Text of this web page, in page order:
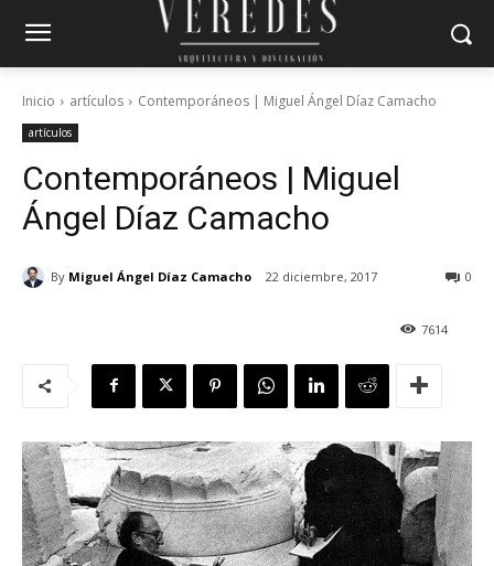
Inicio artículos Contemporáneos | Miguel Ángel Díaz Camacho
artículos
Contemporáneos | Miguel
Ángel Díaz Camacho
By Miguel Ángel Díaz Camacho 22 diciembre, 2017 0
7614